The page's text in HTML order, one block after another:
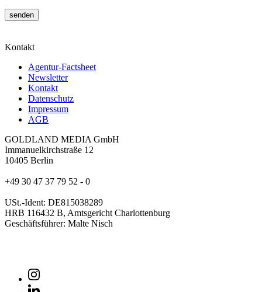
Kontakt
Agentur-Factsheet
Newsletter
Kontakt
Datenschutz
Impressum
AGB
GOLDLAND MEDIA GmbH
Immanuelkirchstraße 12
10405 Berlin
+49 30 47 37 79 52 - 0
USt.-Ident: DE815038289
HRB 116432 B, Amtsgericht Charlottenburg
Geschäftsführer: Malte Nisch